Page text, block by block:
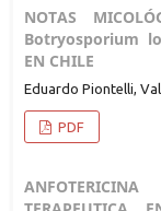
NOTAS
Botryosporium
EN CHILE
Eduardo Piontelli,
PDF